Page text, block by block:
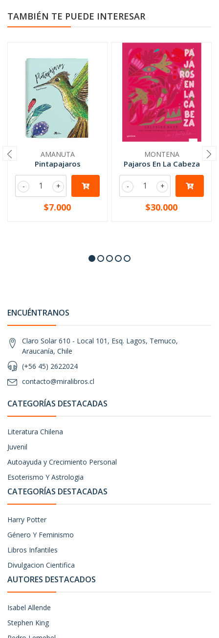
TAMBIÉN TE PUEDE INTERESAR
AMANUTA
Pintapajaros
+
-
$7.000
MONTENA
Pajaros En La Cabeza
+
-
$30.000
ENCUÉNTRANOS
Claro Solar 610 - Local 101, Esq. Lagos, Temuco,
Araucanía, Chile
(+56 45) 2622024
contacto@miralibros.cl
CATEGORÍAS DESTACADAS
Literatura Chilena
Juvenil
Autoayuda y Crecimiento Personal
Esoterismo Y Astrologia
CATEGORÍAS DESTACADAS
Harry Potter
Género Y Feminismo
Libros Infantiles
Divulgacion Cientifica
AUTORES DESTACADOS
Isabel Allende
Stephen King